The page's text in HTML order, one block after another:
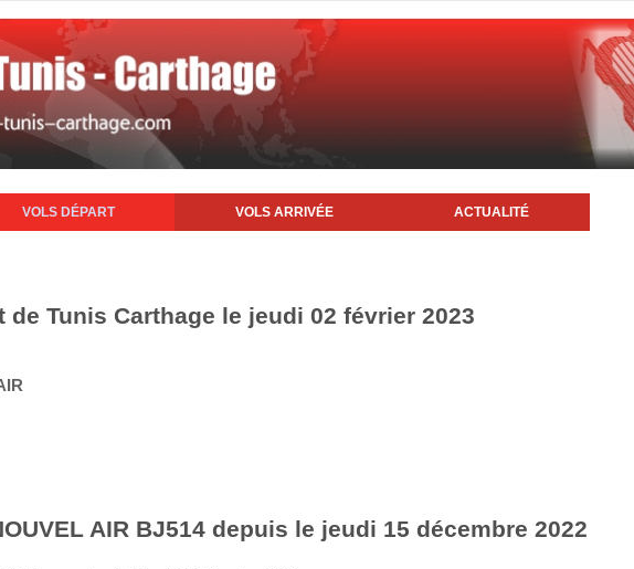
VOLS DÉPART VOLS ARRIVÉE ACTUALITÉ
de Tunis Carthage le jeudi 02 février 2023
AIR BJ514 depuis le jeudi 15 décembre 2022